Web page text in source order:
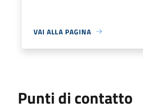
VAI ALLA PAGINA
Punti di contatto